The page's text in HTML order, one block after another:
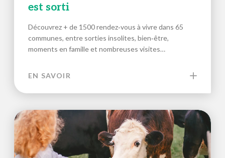
est sorti
Découvrez + de 1500 rendez‑vous à vivre dans 65
communes, entre sorties insolites, bien‑être,
moments en famille et nombreuses visites…
EN SAVOIR